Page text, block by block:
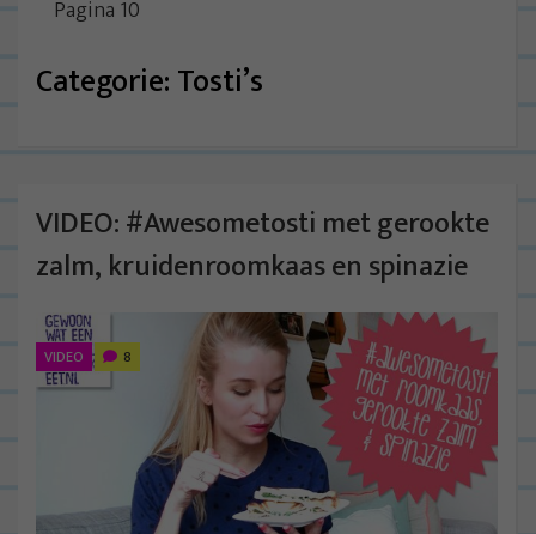
Pagina 10
Categorie:Tosti’s
VIDEO: #Awesometosti met gerookte
zalm, kruidenroomkaas en spinazie
VIDEO 8